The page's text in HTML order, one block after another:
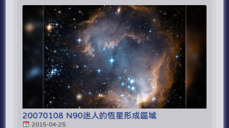
20070108 N90迷人的恆星形成區域
2015-04-25